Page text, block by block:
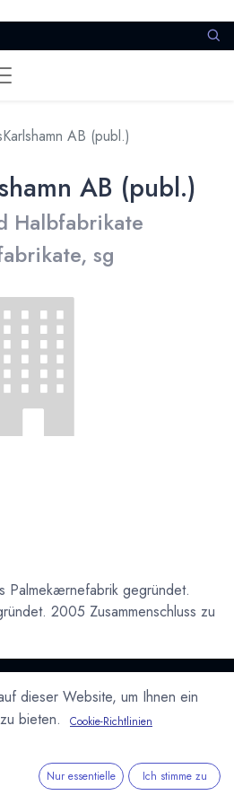
AB (publ.)
AB (publ.)
Halbfabrikate
sg
Palmekærnefabrik gegründet.
2005 Zusammenschluss zu
Monat:
Datenschutzerklärung&
dieser Website, um Ihnen ein
bieten.
Cookie-Richtlinien
Nur essentielle Ich stimme zu